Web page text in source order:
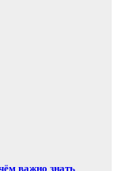
важно знать